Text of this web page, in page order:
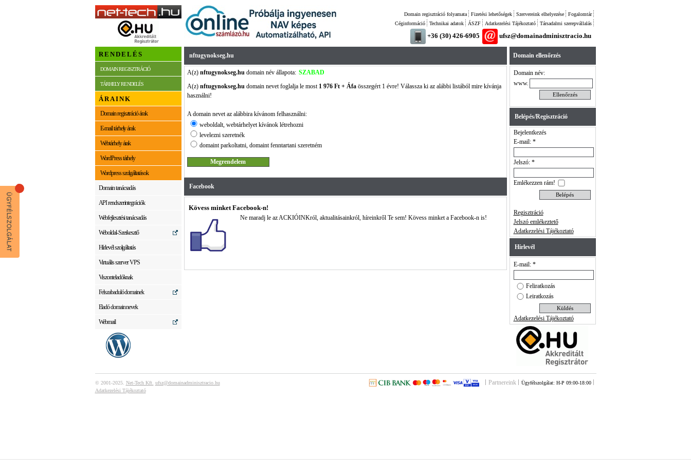
Fogalomtár
Szervereink elhelyezése
Fizetési lehetőségek
Domain regisztráció folyamata
Társadalmi szerepvállalás
Adatkezelési Tájékoztató
ÁSZF
Technikai adatok
Céginformáció
+36 (30) 426-6905 ufsz@domainadminisztracio.hu
RENDELÉS
DOMAIN REGISZTRÁCIÓ
TÁRHELY RENDELÉS
ÁRAINK
Domain regisztráció árak
E-mail tárhely árak
Webtárhely árak
WordPress tárhely
Wordpress szolgáltatások
Domain tanácsadás
API rendszerintegrációk
Webfejlesztési tanácsadás
Weboldal-Szerkesztő
Hírlevél szolgáltatás
Virtuális szerver VPS
Viszonteladóknak
Felszabaduló domainek
Eladó domain nevek
Webmail
nftugynokseg.hu
A(z) nftugynokseg.hudomain név állapota: SZABAD
A(z) nftugynokseg.hudomain nevet foglalja le most 1 976 Ft + Áfaösszegért 1 évre! Válassza ki az alábbi listából mire kívánja
használni!
A domain nevet az alábbira kívánom felhasználni:
weboldalt, webtárhelyet kívánok létrehozni
levelezni szeretnék
domaint parkoltatni, domaint fenntartani szeretném
Facebook
Kövess minket Facebook-n!
Ne maradj le az ACKIÓINKról, aktualitásainkról, híreinkről Te sem! Kövess minket a Facebook-n is!
Domain ellenőrzés
Domain név:
www.
Belépés/Regisztráció
Bejelentkezés
E-mail: *
Jelszó: *
Emlékezzen rám!
Regisztráció
Jelszó emlékeztető
Adatkezelési Tájékoztató
Hírlevél
E-mail: *
Feliratkozás
Leiratkozás
Adatkezelési Tájékoztató
© 2001-2025. Net-Tech Kft. ufsz@domainadminisztracio.hu
Adatkezelési Tájékoztató
Partnereink Ügyfélszolgálat: H-P 09:00-18:00